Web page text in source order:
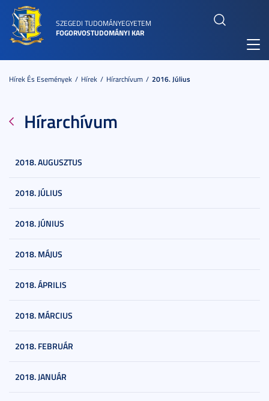
SZEGEDI TUDOMÁNYEGYETEM
FOGORVOSTUDOMÁNYI KAR
Hírek És Események Hírek Hírarchívum 2016. Július
Hírarchívum
2018. AUGUSZTUS
2018. JÚLIUS
2018. JÚNIUS
2018. MÁJUS
2018. ÁPRILIS
2018. MÁRCIUS
2018. FEBRUÁR
2018. JANUÁR